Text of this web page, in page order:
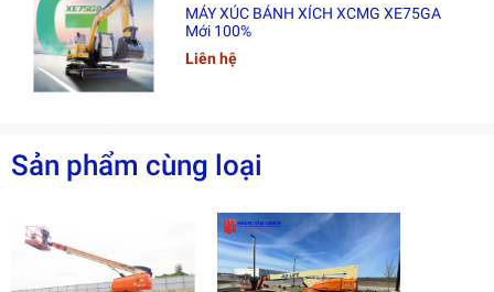
MÁY XÚC BÁNH XÍCH XCMG XE75GA
Mới 100%
Liên hệ
Sản phẩm cùng loại